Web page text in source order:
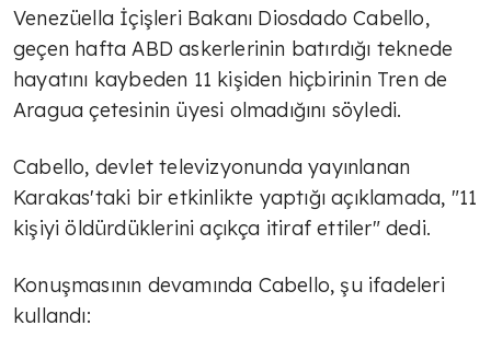
Venezüella İçişleri Bakanı Diosdado Cabello,
geçen hafta ABD askerlerinin batırdığı teknede
hayatını kaybeden 11 kişiden hiçbirinin Tren de
Aragua çetesinin üyesi olmadığını söyledi.
Cabello, devlet televizyonunda yayınlanan
Karakas'taki bir etkinlikte yaptığı açıklamada, "11
kişiyi öldürdüklerini açıkça itiraf ettiler" dedi.
Konuşmasının devamında Cabello, şu ifadeleri
kullandı: